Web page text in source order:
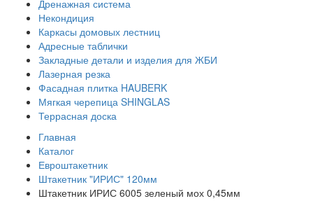
Дренажная система
Некондиция
Каркасы домовых лестниц
Адресные таблички
Закладные детали и изделия для ЖБИ
Лазерная резка
Фасадная плитка HAUBERK
Мягкая черепица SHINGLAS
Террасная доска
Главная
Каталог
Евроштакетник
Штакетник "ИРИС" 120мм
Штакетник ИРИС 6005 зеленый мох 0,45мм